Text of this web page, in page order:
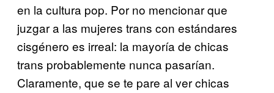
en la cultura pop. Por no mencionar que
juzgar a las mujeres trans con estándares
cisgénero es irreal: la mayoría de chicas
trans probablemente nunca pasarían.
Claramente, que se te pare al ver chicas